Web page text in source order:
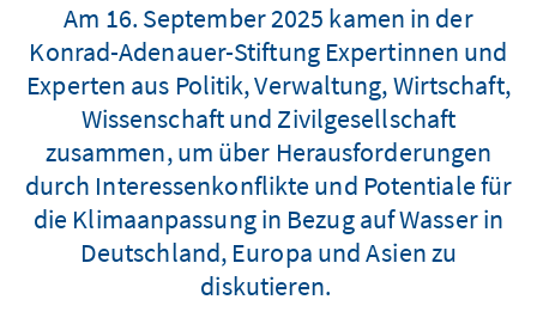
Am 16. September 2025 kamen in der
Konrad-Adenauer-Stiftung Expertinnen und
Experten aus Politik, Verwaltung, Wirtschaft,
Wissenschaft und Zivilgesellschaft
zusammen, um über Herausforderungen
durch Interessenkonflikte und Potentiale für
die Klimaanpassung in Bezug auf Wasser in
Deutschland, Europa und Asien zu
diskutieren.